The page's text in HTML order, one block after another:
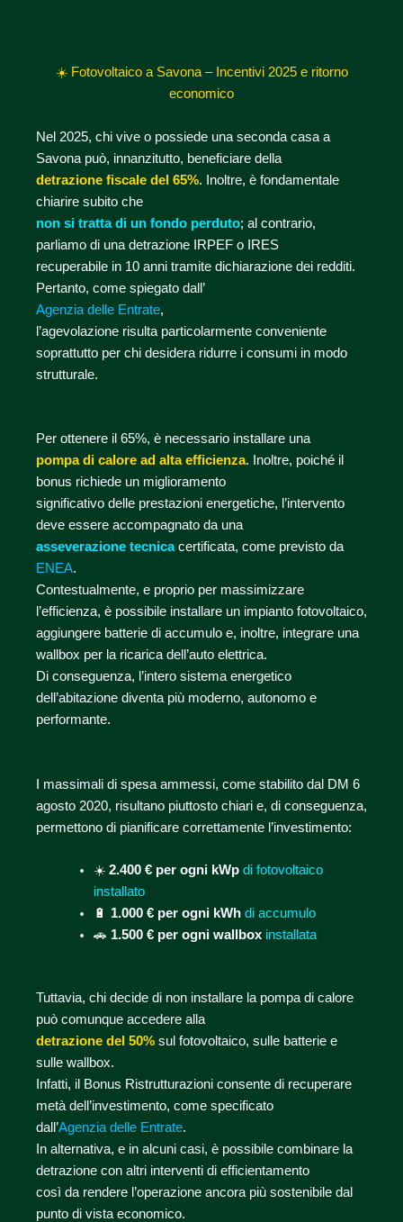
☀️ Fotovoltaico a Savona – Incentivi 2025 e ritorno
economico
Nel 2025, chi vive o possiede una seconda casa a
Savona può, innanzitutto, beneficiare della
detrazione fiscale del 65%. Inoltre, è fondamentale
chiarire subito che
non si tratta di un fondo perduto; al contrario,
parliamo di una detrazione IRPEF o IRES
recuperabile in 10 anni tramite dichiarazione dei redditi.
Pertanto, come spiegato dall’
Agenzia delle Entrate,
l’agevolazione risulta particolarmente conveniente
soprattutto per chi desidera ridurre i consumi in modo
strutturale.
Per ottenere il 65%, è necessario installare una
pompa di calore ad alta efficienza. Inoltre, poiché il
bonus richiede un miglioramento
significativo delle prestazioni energetiche, l’intervento
deve essere accompagnato da una
asseverazione tecnicacertificata, come previsto da
ENEA.
Contestualmente, e proprio per massimizzare
l’efficienza, è possibile installare un impianto fotovoltaico,
aggiungere batterie di accumulo e, inoltre, integrare una
wallbox per la ricarica dell’auto elettrica.
Di conseguenza, l’intero sistema energetico
dell’abitazione diventa più moderno, autonomo e
performante.
I massimali di spesa ammessi, come stabilito dal DM 6
agosto 2020, risultano piuttosto chiari e, di conseguenza,
permettono di pianificare correttamente l’investimento:
☀️ 2.400 € per ogni kWp di fotovoltaico
installato
🔋 1.000 € per ogni kWh di accumulo
🚗 1.500 € per ogni wallbox installata
Tuttavia, chi decide di non installare la pompa di calore
può comunque accedere alla
detrazione del 50% sul fotovoltaico, sulle batterie e
sulle wallbox.
Infatti, il Bonus Ristrutturazioni consente di recuperare
metà dell’investimento, come specificato
dall’Agenzia delle Entrate.
In alternativa, e in alcuni casi, è possibile combinare la
detrazione con altri interventi di efficientamento
così da rendere l’operazione ancora più sostenibile dal
punto di vista economico.